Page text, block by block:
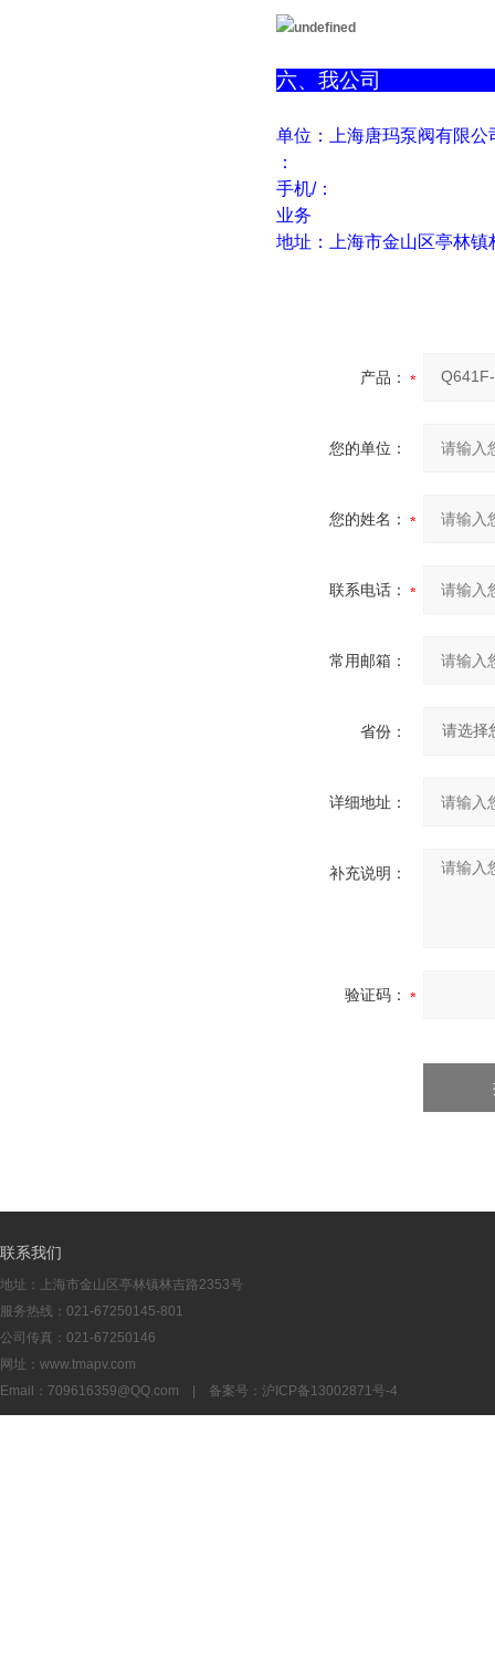
六
单位：上海唐玛泵阀有限公
：
手机/：
业务
地址：上海市金山区亭林镇
产品：
您的单位：
您的姓名：
联系电话：
常用邮箱：
省份：
详细地址：
补充说明：
验证码：
联系我们
地址：上海市金山区亭林镇林吉路2353号
服务热线：021-67250145-801
公司传真：021-67250146
网址：www.tmapv.com
Email： 709616359@QQ.com | 备案号： 沪ICP备13002871号-4